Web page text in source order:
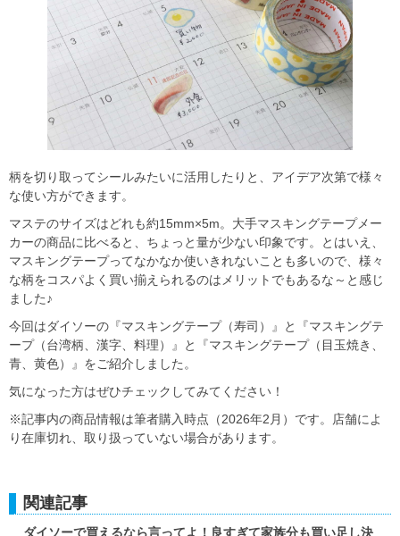
柄を切り取ってシールみたいに活用したりと、アイデア次第で様々
な使い方ができます。
マステのサイズはどれも約15mm×5m。大手マスキングテープメー
カーの商品に比べると、ちょっと量が少ない印象です。とはいえ、
マスキングテープってなかなか使いきれないことも多いので、様々
な柄をコスパよく買い揃えられるのはメリットでもあるな～と感じ
ました♪
今回はダイソーの『マスキングテープ（寿司）』と『マスキングテ
ープ（台湾柄、漢字、料理）』と『マスキングテープ（目玉焼き、
青、黄色）』をご紹介しました。
気になった方はぜひチェックしてみてください！
※記事内の商品情報は筆者購入時点（2026年2月）です。店舗によ
り在庫切れ、取り扱っていない場合があります。
関連記事
ダイソーで買えるなら言ってよ！良すぎて家族分も買い足し決